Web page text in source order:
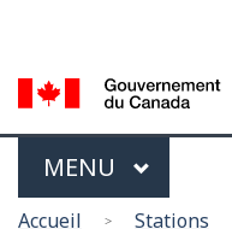
la
langue
Menu
MAIN
MENU
Vous
Accueil Stations